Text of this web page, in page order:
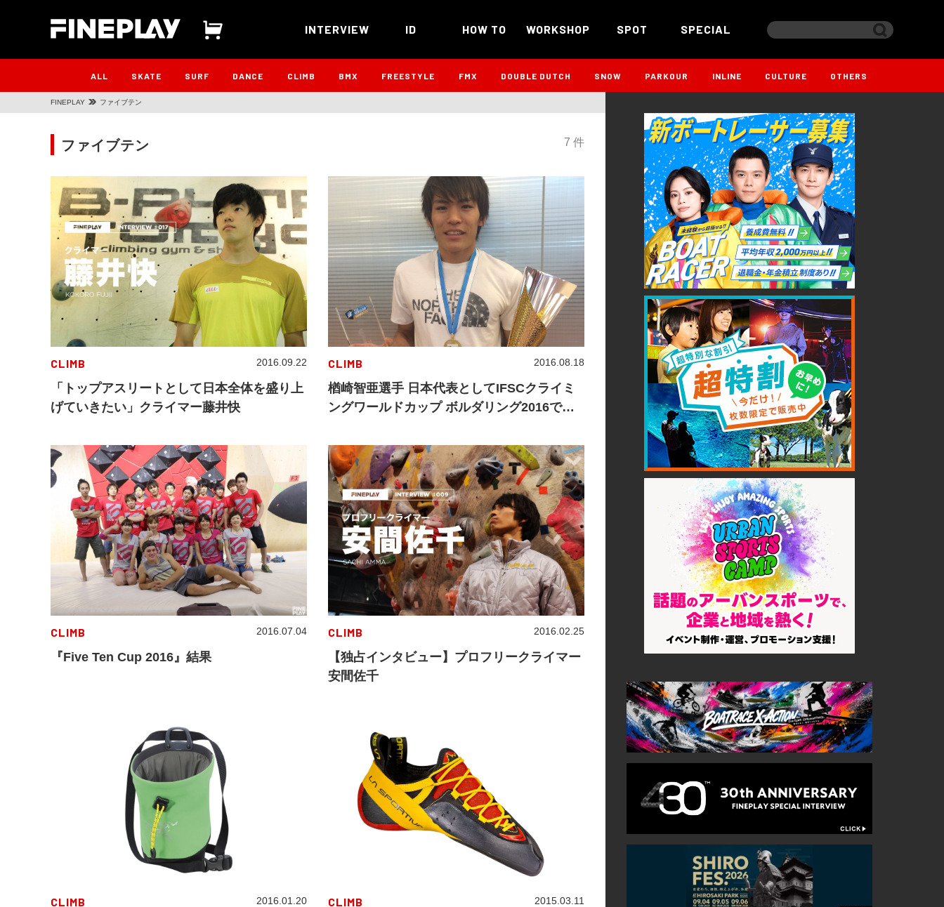
INTERVIEW ID HOW TO WORKSHOP SPOT SPECIAL
ALL SKATE SURF DANCE CLIMB BMX FREESTYLE FMX DOUBLE DUTCH SNOW PARKOUR INLINE CULTURE OTHERS
FINEPLAY ファイブテン
7 件
ファイブテン
CLIMB
「トップアスリートとして日本全体を盛り上
げていきたい」クライマー藤井快
2016.09.22 CLIMB
楢崎智亜選手 日本代表としてIFSCクライミ
ングワールドカップ ボルダリング2016で総
2016.08.18
CLIMB
『Five Ten Cup 2016』結果
2016.07.04 CLIMB
【独占インタビュー】プロフリークライマー
安間佐千
2016.02.25
CLIMB 2016.01.20 CLIMB 2015.03.11